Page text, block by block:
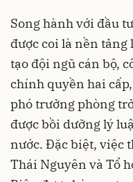
Song hành với đầu
được coi là nền
tạo đội ngũ cán bộ,
chính quyền hai
phó trưởng phòng
được bồi dưỡng lý
nước. Đặc biệt, việc
Thái Nguyên và Tổ